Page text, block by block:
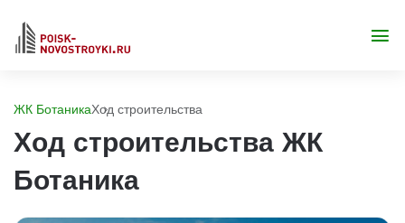
ЖК БотаникаХод строительства
Ход строительства ЖК
Ботаника